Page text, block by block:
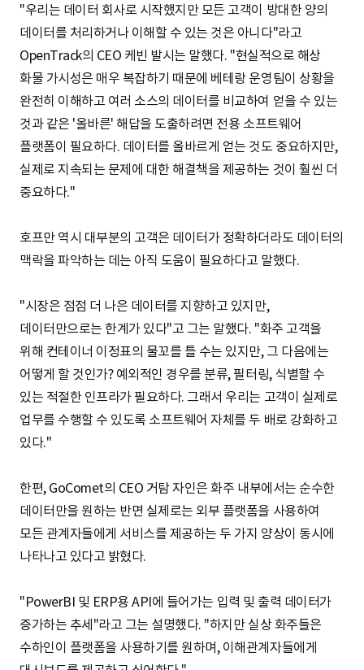
"우리는 데이터 회사로 시작했지만 모든 고객이 방대한 양의
데이터를 처리하거나 이해할 수 있는 것은 아니다"라고
OpenTrack의 CEO 케빈 발시는 말했다. "현실적으로 해상
화물 가시성은 매우 복잡하기 때문에 베테랑 운영팀이 상황을
완전히 이해하고 여러 소스의 데이터를 비교하여 얻을 수 있는
것과 같은 '올바른' 해답을 도출하려면 전용 소프트웨어
플랫폼이 필요하다. 데이터를 올바르게 얻는 것도 중요하지만,
실제로 지속되는 문제에 대한 해결책을 제공하는 것이 훨씬 더
중요하다."
호프만 역시 대부분의 고객은 데이터가 정확하더라도 데이터의
맥락을 파악하는 데는 아직 도움이 필요하다고 말했다.
"시장은 점점 더 나은 데이터를 지향하고 있지만,
데이터만으로는 한계가 있다"고 그는 말했다. "화주 고객을
위해 컨테이너 이정표의 물꼬를 틀 수는 있지만, 그 다음에는
어떻게 할 것인가? 예외적인 경우를 분류, 필터링, 식별할 수
있는 적절한 인프라가 필요하다. 그래서 우리는 고객이 실제로
업무를 수행할 수 있도록 소프트웨어 자체를 두 배로 강화하고
있다."
한편, GoComet의 CEO 거탐 자인은 화주 내부에서는 순수한
데이터만을 원하는 반면 실제로는 외부 플랫폼을 사용하여
모든 관계자들에게 서비스를 제공하는 두 가지 양상이 동시에
나타나고 있다고 밝혔다.
"PowerBI 및 ERP용 API에 들어가는 입력 및 출력 데이터가
증가하는 추세"라고 그는 설명했다. "하지만 실상 화주들은
수하인이 플랫폼을 사용하기를 원하며, 이해관계자들에게